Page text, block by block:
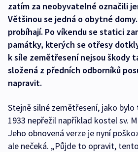
zatím za neobyvatelné označili
Většinou se jedná o obytné
probíhají. Po víkendu se statici
památky, kterých se otřesy
k síle zemětřesení nejsou škody
složená z předních odborníků
napravit.
Stejně silné zemětřesení, jako
1933 nepřežil například kostel sv.
Jeho obnovená verze je nyní
ale nečeká. „Půjde to opravit,